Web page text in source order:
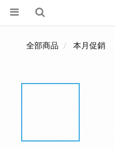
全部商品 本月促銷